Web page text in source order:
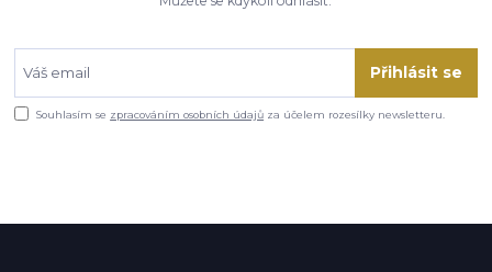
Přihlásit se
Souhlasím se zpracováním osobních údajů za účelem rozesílky newsletteru.